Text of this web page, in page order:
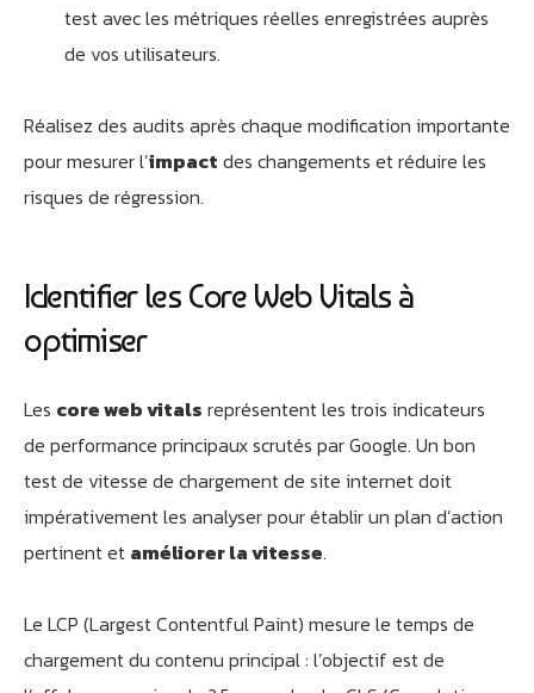
test avec les métriques réelles enregistrées auprès
de vos utilisateurs.
Réalisez des audits après chaque modification importante
pour mesurer l’impact des changements et réduire les
risques de régression.
Identifier les Core Web Vitals à
optimiser
Les core web vitals représentent les trois indicateurs
de performance principaux scrutés par Google. Un bon
test de vitesse de chargement de site internet doit
impérativement les analyser pour établir un plan d’action
pertinent et améliorer la vitesse.
Le LCP (Largest Contentful Paint) mesure le temps de
chargement du contenu principal : l’objectif est de
projet.
Dites-moi votre objectif ou choisissez un raccourci ci-